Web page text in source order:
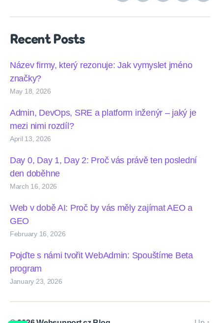
Recent Posts
Název firmy, který rezonuje: Jak vymyslet jméno
značky?
May 18, 2026
Admin, DevOps, SRE a platform inženýr – jaký je
mezi nimi rozdíl?
April 13, 2026
Day 0, Day 1, Day 2: Proč vás právě ten poslední
den doběhne
March 16, 2026
Web v době AI: Proč by vás měly zajímat AEO a
GEO
February 16, 2026
Pojďte s námi tvořit WebAdmin: Spouštíme Beta
program
January 23, 2026